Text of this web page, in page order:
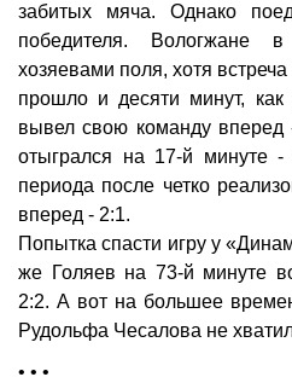
забитых мяча. Однако
победителя. Вологжане
хозяевами поля, хотя
прошло и десяти минут,
вывел свою команду
отыгрался на 17-й минуте
периода после четко
вперед - 2:1.
Попытка спасти игру у
же Голяев на 73-й минуте
2:2. А вот на большее
Рудольфа Чесалова не
• • •